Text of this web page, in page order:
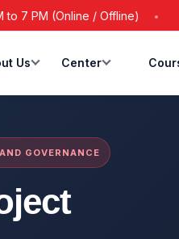
/ Offline) After
Us Center
GOVERNANCE